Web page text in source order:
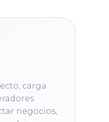
carga
negocios,